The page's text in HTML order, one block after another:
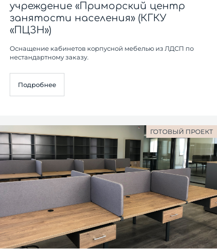
учреждение «Приморский центр
занятости населения» (КГКУ
«ПЦЗН»)
Оснащение кабинетов корпусной мебелью из ЛДСП по
нестандартному заказу.
Подробнее
ГОТОВЫЙ ПРОЕКТ